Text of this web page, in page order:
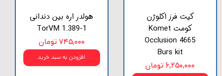
کیت فرز اکلوژن
کومت Komet
Occlusion 4665
Burs kit
۶,۲۵۰,۰۰۰ تومان
هولدر اره بین دندانی
TorVM 1.389-1
۷۴۵,۰۰۰ تومان
افزودن به سبد خرید